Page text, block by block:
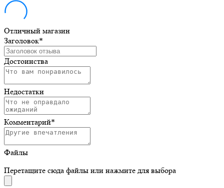
Отличный магазин
Заголовок*
Достоинства
Недостатки
Комментарий*
Файлы
Перетащите сюда файлы или нажмите для выбора